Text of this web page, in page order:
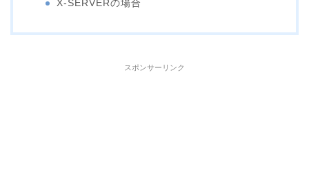
X-SERVERの場合
スポンサーリンク